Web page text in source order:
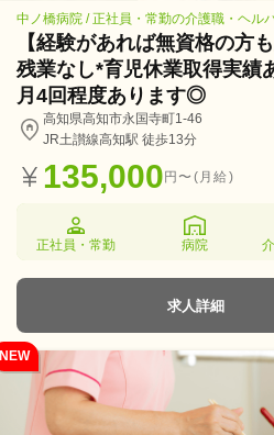
中ノ橋病院 / 正社員・常勤の介護職・ヘル
【経験があれば無資格の方
残業なし*育児休業取得実績
月4回程度あります◎
高知県高知市永国寺町1-46
JR土讃線高知駅 徒歩13分
135,000円〜(月給)
正社員・常勤 病院
求人詳細
NEW